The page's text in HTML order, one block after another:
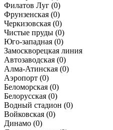
Филатов Луг (0)
Фрунзенская (0)
Черкизовская (0)
Чистые пруды (0)
Юго-западная (0)
Замоскворецкая линия
Автозаводская (0)
Алма-Атинская (0)
Аэропорт (0)
Беломорская (0)
Белорусская (0)
Водный стадион (0)
Войковская (0)
Динамо (0)